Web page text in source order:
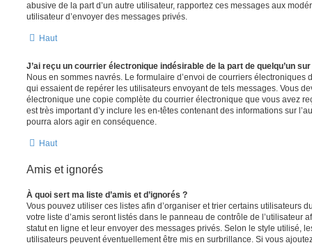
abusive de la part d’un autre utilisateur, rapportez ces messages aux
utilisateur d’envoyer des messages privés.
Haut
J’ai reçu un courrier électronique indésirable de la part de quelqu’un
Nous en sommes navrés. Le formulaire d’envoi de courriers électroniques
qui essaient de repérer les utilisateurs envoyant de tels messages. Vous
électronique une copie complète du courrier électronique que vous avez
est très important d’y inclure les en-têtes contenant des informations sur
pourra alors agir en conséquence.
Haut
Amis et ignorés
À quoi sert ma liste d’amis et d’ignorés ?
Vous pouvez utiliser ces listes afin d’organiser et trier certains utilisateurs
votre liste d’amis seront listés dans le panneau de contrôle de l’utilisateur
statut en ligne et leur envoyer des messages privés. Selon le style utilisé,
utilisateurs peuvent éventuellement être mis en surbrillance. Si vous